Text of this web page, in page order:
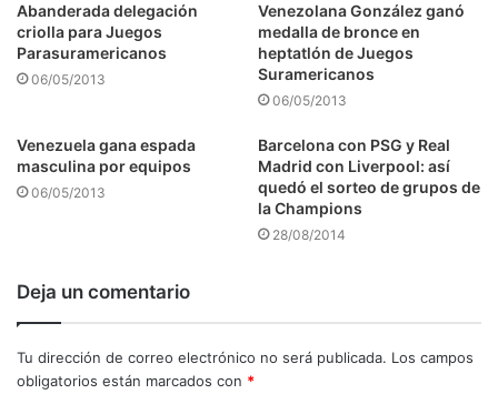
Abanderada delegación
criolla para Juegos
Parasuramericanos
06/05/2013
Venezolana González ganó
medalla de bronce en
heptatlón de Juegos
Suramericanos
06/05/2013
Venezuela gana espada
masculina por equipos
06/05/2013
Barcelona con PSG y Real
Madrid con Liverpool: así
quedó el sorteo de grupos de
la Champions
28/08/2014
Deja un comentario
Tu dirección de correo electrónico no será publicada. Los campos
obligatorios están marcados con *